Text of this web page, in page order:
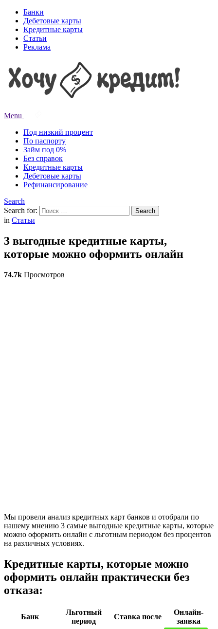
Банки
Дебетовые карты
Кредитные карты
Статьи
Реклама
Menu
Под низкий процент
По паспорту
Займ под 0%
Без справок
Кредитные карты
Дебетовые карты
Рефинансирование
Search
Search for:
Search
in Статьи
3 выгодные кредитные карты,
которые можно оформить онлайн
74.7k Просмотров
Мы провели анализ кредитных карт банков и отобрали по
нашему мнению 3 самые выгодные кредитные карты, которые
можно оформить онлайн с льготным периодом без процентов
на различных условиях.
Кредитные карты, которые можно
оформить онлайн практически без
отказа:
Банк
Льготный
период
Ставка после
Онлайн-
заявка